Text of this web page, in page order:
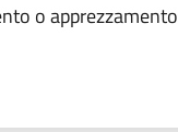
o apprezzamento